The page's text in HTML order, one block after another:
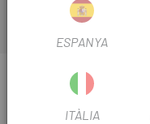
INFORMACIÓ
WORKS EPIC 9 2027
ESPANYA
ITÀLIA